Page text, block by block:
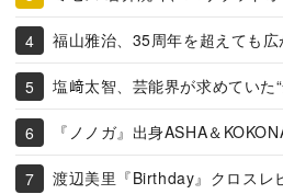
福山雅治、35周年を超えても
塩﨑太智、芸能界が求めていた
『ノノガ』出身ASHA＆
渡辺美里『Birthday』クロスレ